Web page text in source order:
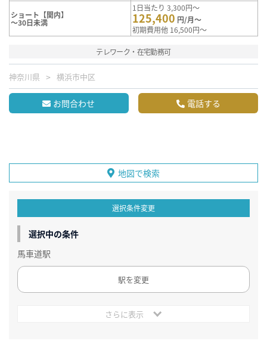
ショート【関内】
～30日未満
1日当たり 3,300円～
125,400 円/月～
初期費用他 16,500円～
テレワーク・在宅勤務可
神奈川県 横浜市中区
お問合わせ 電話する
地図で検索
選択条件変更
選択中の条件
馬車道駅
駅を変更
さらに表示